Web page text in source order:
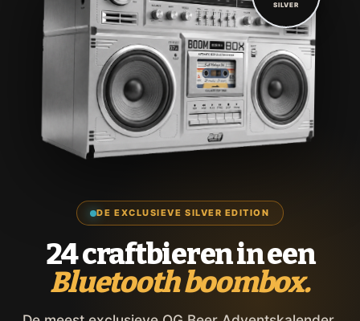
DE EXCLUSIEVE SILVER EDITION
24 craftbieren in een
Bluetooth boombox.
SILVER